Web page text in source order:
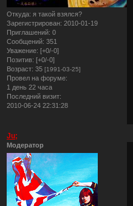
Откуда: я такой взялся?
Зарегистрирован: 2010-01-19
Приглашений: 0
Сообщений: 351
Уважение: [+0/-0]
Позитив: [+0/-0]
Возраст: 35 [1991-03-25]
Провел на форуме:
1 день 22 часа
Последний визит:
2010-06-24 22:31:28
Ju;
Модератор